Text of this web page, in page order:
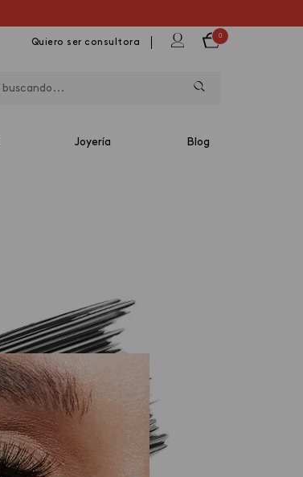
Quiero ser consultora
0
Joyería Blog